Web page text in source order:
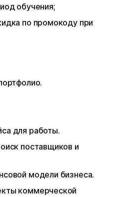
обучения;
по промокоду при
для работы.
поставщиков и
модели бизнеса.
коммерческой